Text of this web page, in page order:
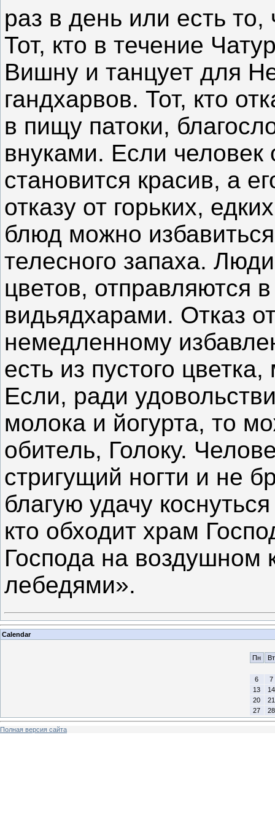
раз в день или есть
Тот, кто в течение
Вишну и танцует для
гандхарвов. Тот, кто
в пищу патоки,
внуками. Если человек
становится красив, а
отказу от горьких,
блюд можно
телесного запаха.
цветов, отправляются
видьядхарами. Отказ
немедленному
есть из пустого
Если, ради
молока и йогурта, то
обитель, Голоку.
стригущий ногти и не
благую удачу
кто обходит храм
Господа на воздушном
лебедями».
Calendar
Пн Вт
6
7
13
14
20
21
27
28
Полная версия сайта